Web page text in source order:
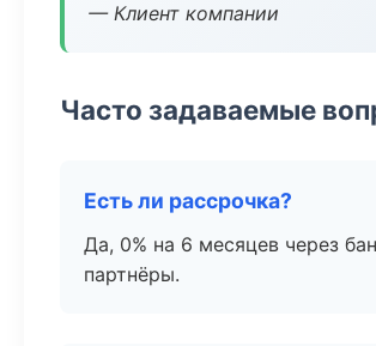
— Клиент компании
Часто задаваемые
Есть ли рассрочка?
Да, 0% на 6 месяцев через
партнёры.